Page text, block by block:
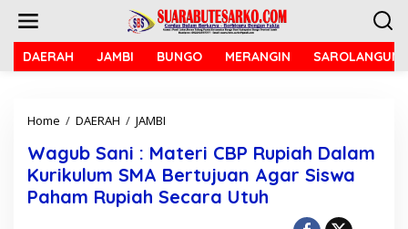
DAERAH JAMBI BUNGO MERANGIN SAROLANGUN
Home / DAERAH / JAMBI
g
u
b
S
Wagub Sani : Materi CBP Rupiah Dalam
Kurikulum SMA Bertujuan Agar Siswa
Paham Rupiah Secara Utuh